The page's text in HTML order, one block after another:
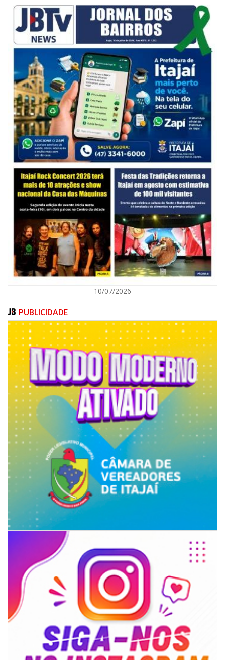
06/08/2026 | 10:14
Defesa Civil de SC monitora formação de ciclone-bomba no Sul do Brasil;
entenda como o fenômeno se forma e quais os impactos no estado
ITAJAÍ
06/08/2026 | 18:18
Programa de IST/Aids e Hepatites Virais faz testagem rápida em frente
ao CIS
10/07/2026
PUBLICIDADE